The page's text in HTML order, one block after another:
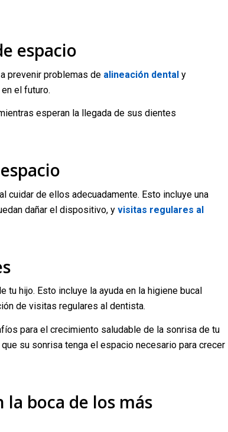
espacio
prevenir problemas de alineación dental y
el futuro.
esperan la llegada de sus dientes
de ellos adecuadamente. Esto incluye una
dañar el dispositivo, y visitas regulares al
tu hijo. Esto incluye la ayuda en la higiene bucal
de visitas regulares al dentista.
para el crecimiento saludable de la sonrisa de tu
su sonrisa tenga el espacio necesario para crecer
boca de los más